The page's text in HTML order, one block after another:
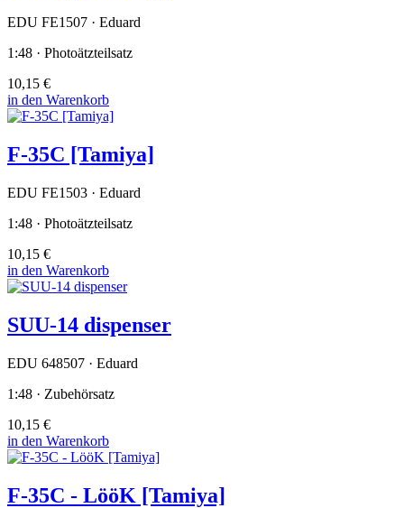
EDU FE1507 · Eduard
1:48 · Photoätzteilsatz
10,15 €
in den Warenkorb
F-35C [Tamiya]
EDU FE1503 · Eduard
1:48 · Photoätzteilsatz
10,15 €
in den Warenkorb
SUU-14 dispenser
EDU 648507 · Eduard
1:48 · Zubehörsatz
10,15 €
in den Warenkorb
F-35C - LööK [Tamiya]